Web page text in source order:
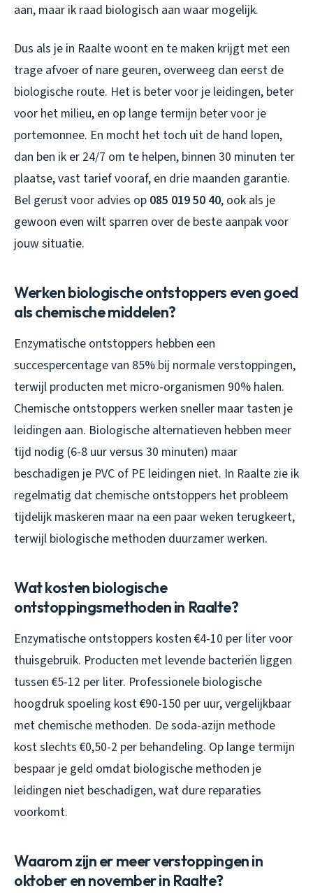
aan, maar ik raad biologisch aan waar mogelijk.
Dus als je in Raalte woont en te maken krijgt met een
trage afvoer of nare geuren, overweeg dan eerst de
biologische route. Het is beter voor je leidingen, beter
voor het milieu, en op lange termijn beter voor je
portemonnee. En mocht het toch uit de hand lopen,
dan ben ik er 24/7 om te helpen, binnen 30 minuten ter
plaatse, vast tarief vooraf, en drie maanden garantie.
Bel gerust voor advies op 085 019 50 40, ook als je
gewoon even wilt sparren over de beste aanpak voor
jouw situatie.
Werken biologische ontstoppers even goed
als chemische middelen?
Enzymatische ontstoppers hebben een
succespercentage van 85% bij normale verstoppingen,
terwijl producten met micro-organismen 90% halen.
Chemische ontstoppers werken sneller maar tasten je
leidingen aan. Biologische alternatieven hebben meer
tijd nodig (6-8 uur versus 30 minuten) maar
beschadigen je PVC of PE leidingen niet. In Raalte zie ik
regelmatig dat chemische ontstoppers het probleem
tijdelijk maskeren maar na een paar weken terugkeert,
terwijl biologische methoden duurzamer werken.
Wat kosten biologische
ontstoppingsmethoden in Raalte?
Enzymatische ontstoppers kosten €4-10 per liter voor
thuisgebruik. Producten met levende bacteriën liggen
tussen €5-12 per liter. Professionele biologische
hoogdruk spoeling kost €90-150 per uur, vergelijkbaar
met chemische methoden. De soda-azijn methode
kost slechts €0,50-2 per behandeling. Op lange termijn
bespaar je geld omdat biologische methoden je
leidingen niet beschadigen, wat dure reparaties
voorkomt.
Waarom zijn er meer verstoppingen in
oktober en november in Raalte?